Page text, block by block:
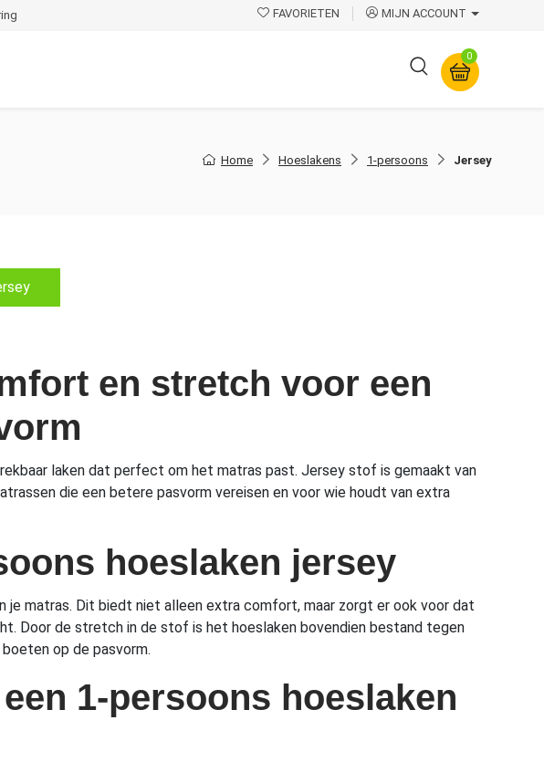
FAVORIETEN MIJN ACCOUNT
0
Home Hoeslakens 1-persoons Jersey
en stretch voor een
laken dat perfect om het matras past. Jersey stof is gemaakt van
die een betere pasvorm vereisen en voor wie houdt van extra
hoeslaken jersey
matras. Dit biedt niet alleen extra comfort, maar zorgt er ook voor dat
Door de stretch in de stof is het hoeslaken bovendien bestand tegen
op de pasvorm.
1-persoons hoeslaken